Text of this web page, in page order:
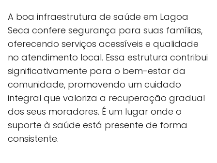
A boa infraestrutura de saúde em Lagoa
Seca confere segurança para suas famílias,
oferecendo serviços acessíveis e qualidade
no atendimento local. Essa estrutura contribui
significativamente para o bem-estar da
comunidade, promovendo um cuidado
integral que valoriza a recuperação gradual
dos seus moradores. É um lugar onde o
suporte à saúde está presente de forma
consistente.